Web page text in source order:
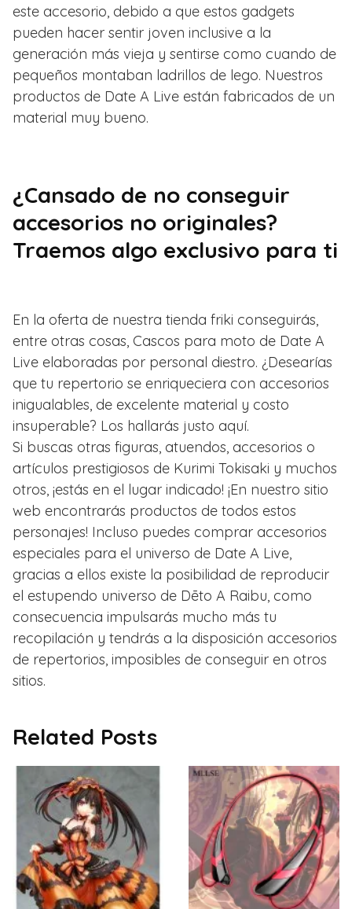
este accesorio, debido a que estos gadgets
pueden hacer sentir joven inclusive a la
generación más vieja y sentirse como cuando de
pequeños montaban ladrillos de lego. Nuestros
productos de Date A Live están fabricados de un
material muy bueno.
¿Cansado de no conseguir
accesorios no originales?
Traemos algo exclusivo para ti
En la oferta de nuestra tienda friki conseguirás,
entre otras cosas, Cascos para moto de Date A
Live elaboradas por personal diestro. ¿Desearías
que tu repertorio se enriqueciera con accesorios
inigualables, de excelente material y costo
insuperable? Los hallarás justo aquí.
Si buscas otras figuras, atuendos, accesorios o
artículos prestigiosos de Kurimi Tokisaki y muchos
otros, ¡estás en el lugar indicado! ¡En nuestro sitio
web encontrarás productos de todos estos
personajes! Incluso puedes comprar accesorios
especiales para el universo de Date A Live,
gracias a ellos existe la posibilidad de reproducir
el estupendo universo de Dēto A Raibu, como
consecuencia impulsarás mucho más tu
recopilación y tendrás a la disposición accesorios
de repertorios, imposibles de conseguir en otros
sitios.
Related Posts